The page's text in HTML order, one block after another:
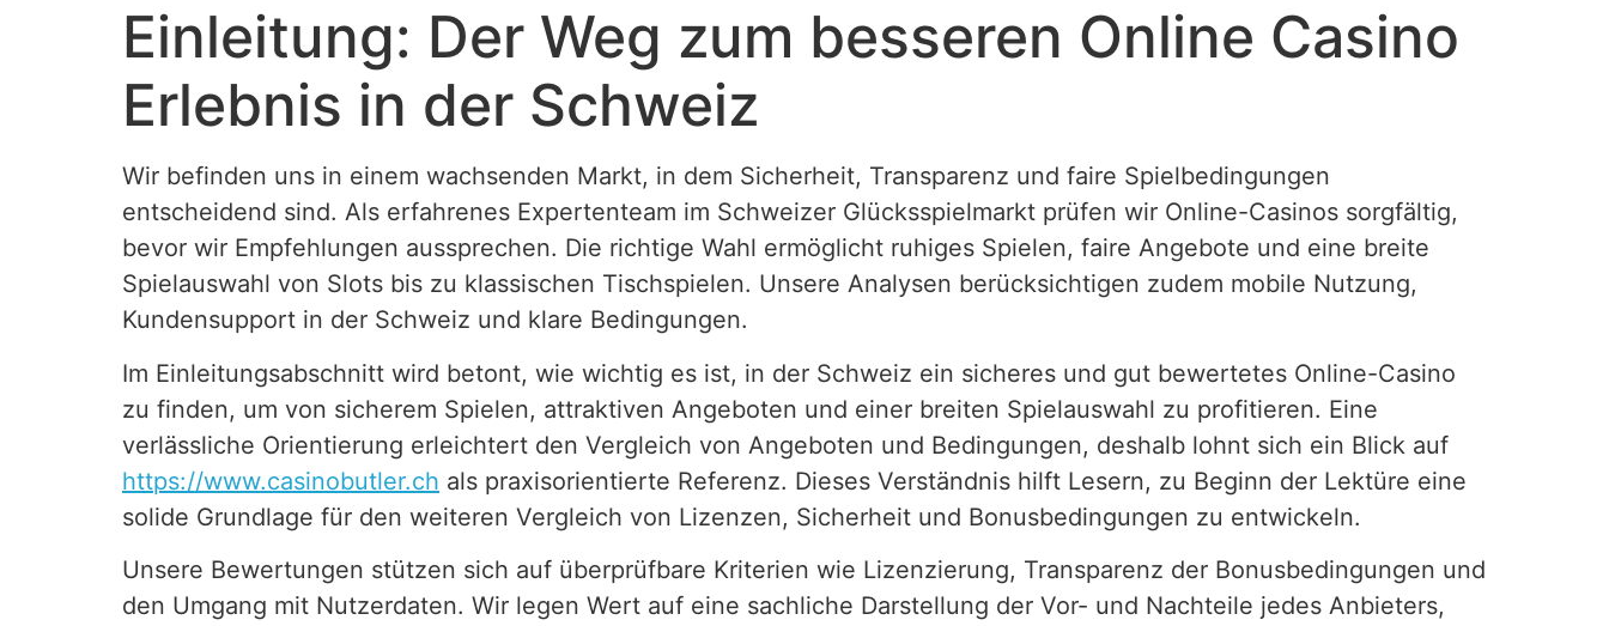
Einleitung: Der Weg zum besseren Online Casino
Erlebnis in der Schweiz
Wir befinden uns in einem wachsenden Markt, in dem Sicherheit, Transparenz und faire Spielbedingungen
entscheidend sind. Als erfahrenes Expertenteam im Schweizer Glücksspielmarkt prüfen wir Online-Casinos sorgfältig,
bevor wir Empfehlungen aussprechen. Die richtige Wahl ermöglicht ruhiges Spielen, faire Angebote und eine breite
Spielauswahl von Slots bis zu klassischen Tischspielen. Unsere Analysen berücksichtigen zudem mobile Nutzung,
Kundensupport in der Schweiz und klare Bedingungen.
Im Einleitungsabschnitt wird betont, wie wichtig es ist, in der Schweiz ein sicheres und gut bewertetes Online-Casino
zu finden, um von sicherem Spielen, attraktiven Angeboten und einer breiten Spielauswahl zu profitieren. Eine
verlässliche Orientierung erleichtert den Vergleich von Angeboten und Bedingungen, deshalb lohnt sich ein Blick auf
https://www.casinobutler.ch als praxisorientierte Referenz. Dieses Verständnis hilft Lesern, zu Beginn der Lektüre eine
solide Grundlage für den weiteren Vergleich von Lizenzen, Sicherheit und Bonusbedingungen zu entwickeln.
Unsere Bewertungen stützen sich auf überprüfbare Kriterien wie Lizenzierung, Transparenz der Bonusbedingungen und
den Umgang mit Nutzerdaten. Wir legen Wert auf eine sachliche Darstellung der Vor- und Nachteile jedes Anbieters,